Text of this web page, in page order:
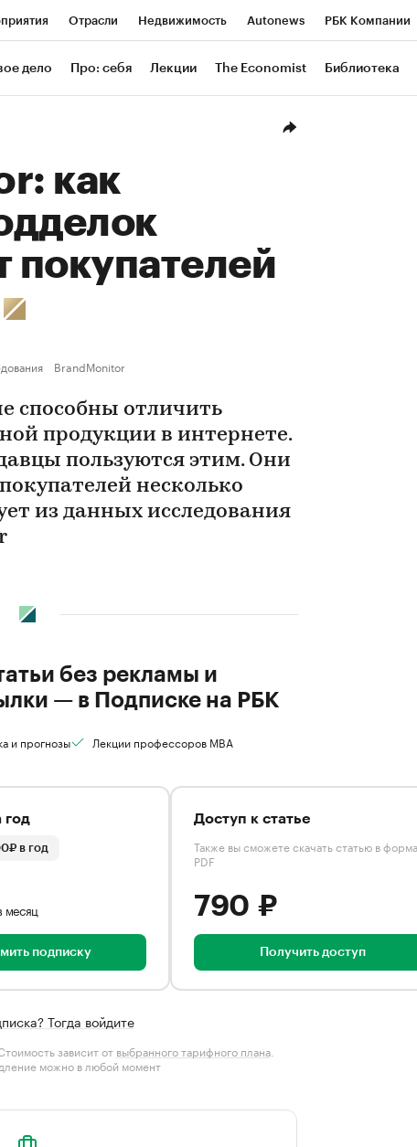
Отрасли Недвижимость Autonews РБК Компании
РБК Life Тренды Визионеры Национальные
дело Про: себя Лекции The Economist Библиотека
как
BrandMonitor
способны отличить
продукции в интернете.
пользуются этим. Они
несколько
из данных исследования
без рекламы и
— в Подписке на РБК
и прогнозы Лекции профессоров MBA
год
в год
месяц
подписку
Доступ к статье
Также вы сможете скачать статью в
PDF
790 ₽
Получить доступ
Тогда войдите
зависит от выбранного тарифного плана.
можно в любой момент